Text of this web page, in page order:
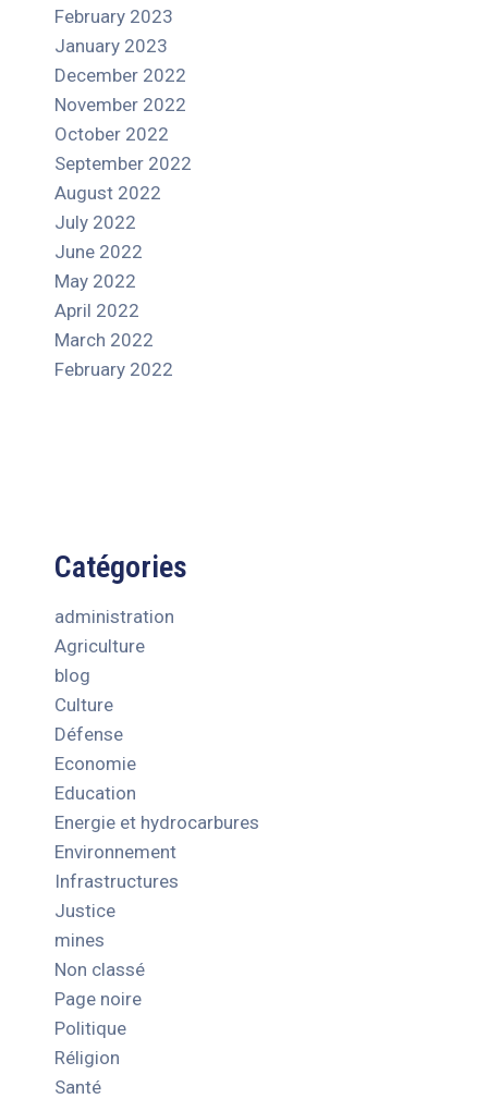
February 2023
January 2023
December 2022
November 2022
October 2022
September 2022
August 2022
July 2022
June 2022
May 2022
April 2022
March 2022
February 2022
Catégories
administration
Agriculture
blog
Culture
Défense
Economie
Education
Energie et hydrocarbures
Environnement
Infrastructures
Justice
mines
Non classé
Page noire
Politique
Réligion
Santé